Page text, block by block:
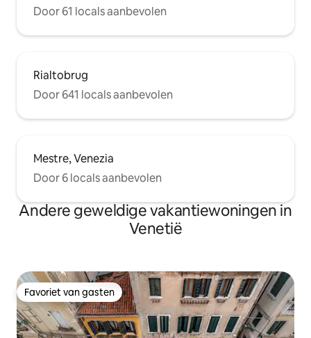
Door 61 locals aanbevolen
Rialtobrug
Door 641 locals aanbevolen
Mestre, Venezia
Door 6 locals aanbevolen
Andere geweldige vakantiewoningen in
Venetië
Favoriet van gasten
Favoriet van gasten